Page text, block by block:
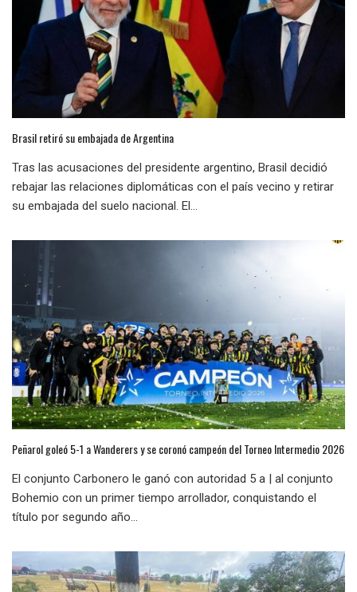
Brasil retiró su embajada de Argentina
Tras las acusaciones del presidente argentino, Brasil decidió
rebajar las relaciones diplomáticas con el país vecino y retirar
su embajada del suelo nacional. El...
Peñarol goleó 5-1 a Wanderers y se coronó campeón del Torneo Intermedio 2026
El conjunto Carbonero le ganó con autoridad 5 a | al conjunto
Bohemio con un primer tiempo arrollador, conquistando el
título por segundo año...